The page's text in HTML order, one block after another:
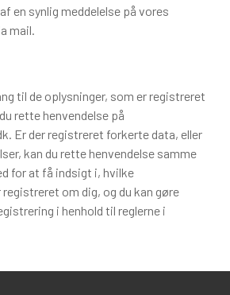
en synlig meddelelse på vores
mail.
til de oplysninger, som er registreret
rette henvendelse på
Er der registreret forkerte data, eller
kan du rette henvendelse samme
for at få indsigt i, hvilke
om dig, og du kan gøre
i henhold til reglerne i